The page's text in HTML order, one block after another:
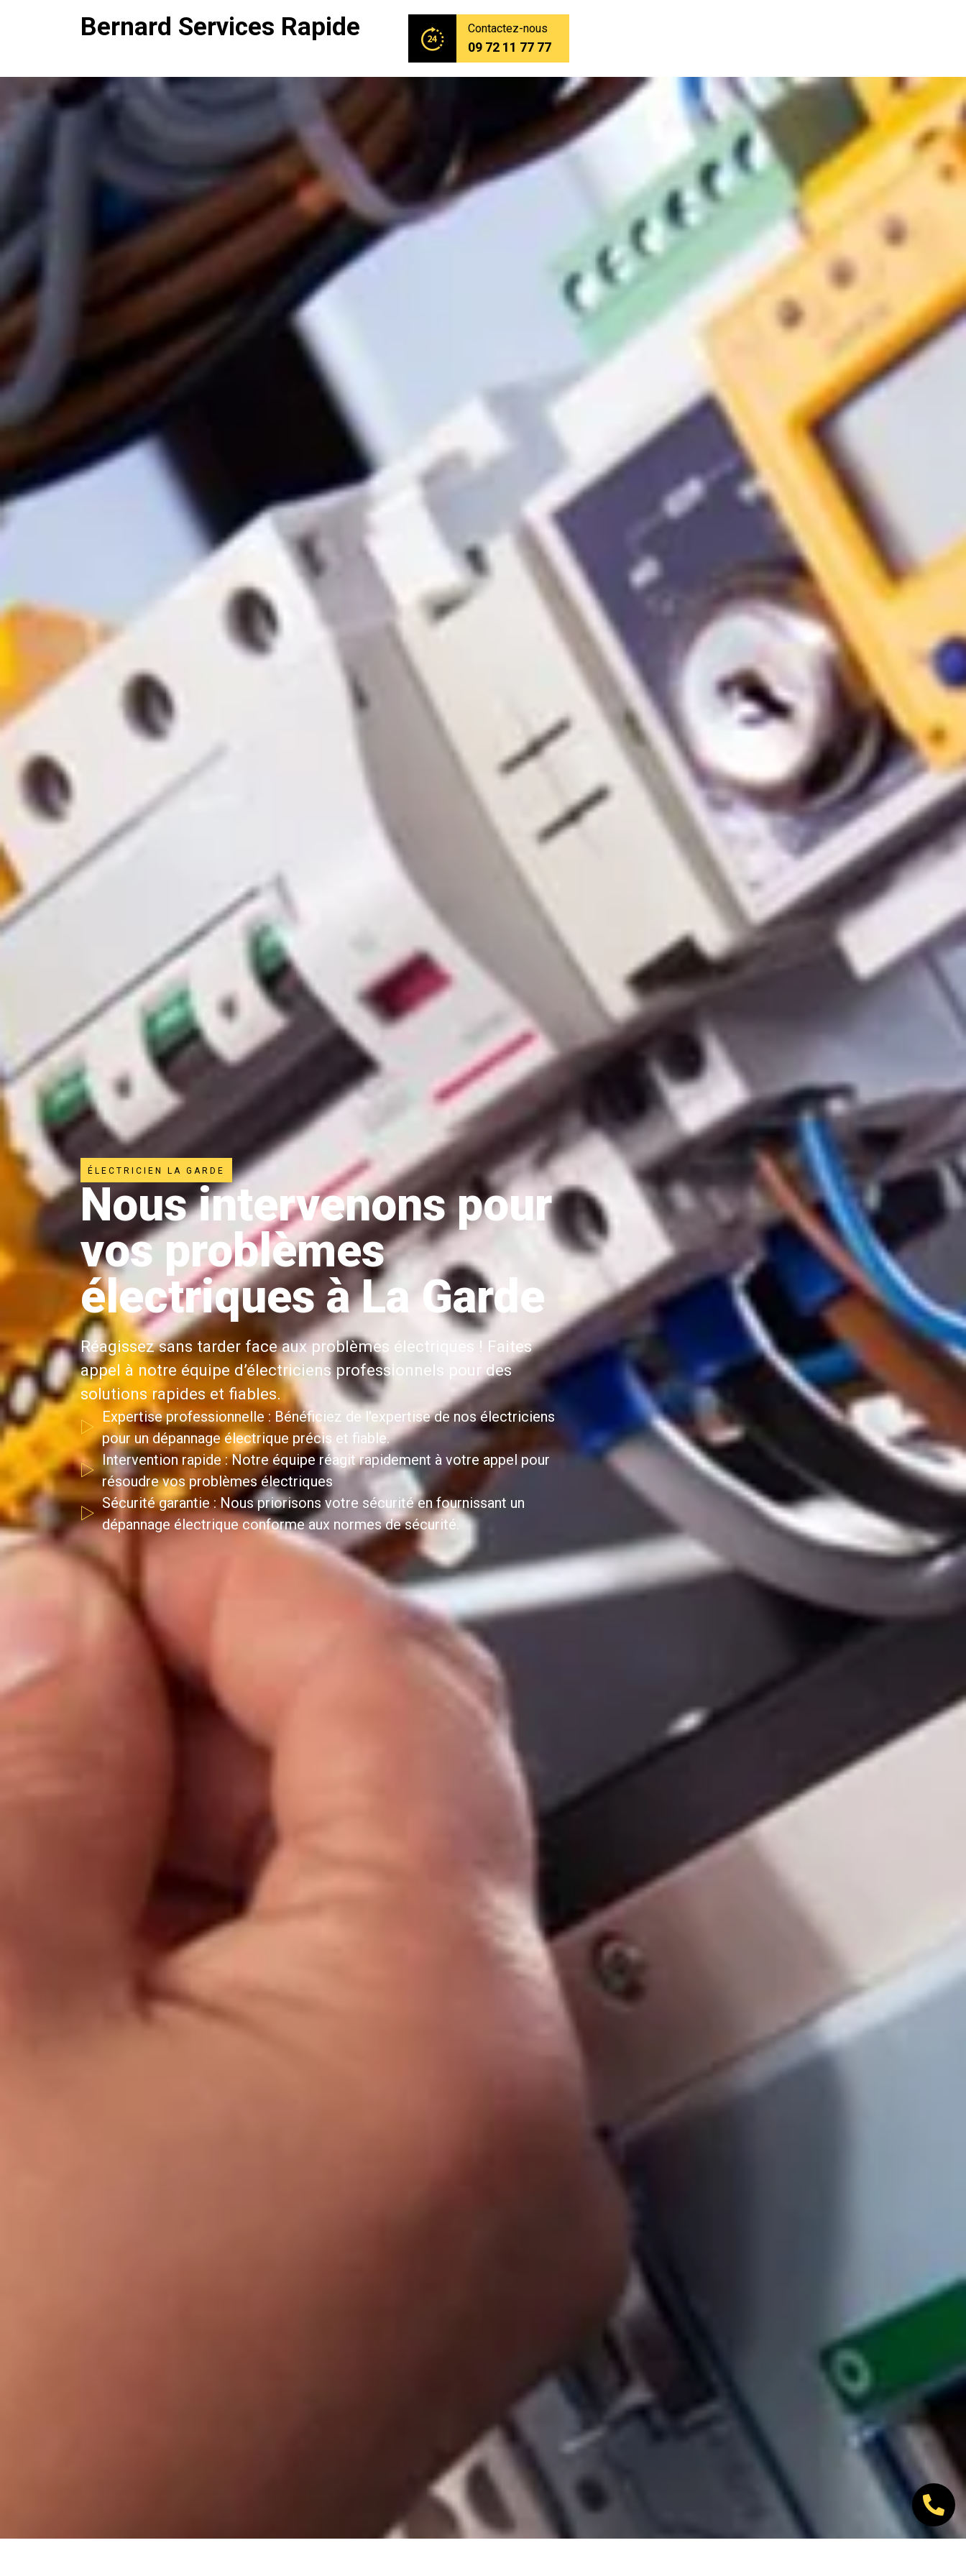
Bernard Services Rapide Contactez-nous
09 72 11 77 77
ÉLECTRICIEN LA GARDE
Nous intervenons pour
vos problèmes
électriques à La Garde
Réagissez sans tarder face aux problèmes électriques ! Faites
appel à notre équipe d’électriciens professionnels pour des
solutions rapides et fiables.
Expertise professionnelle : Bénéficiez de l'expertise de nos électriciens
pour un dépannage électrique précis et fiable.
Intervention rapide : Notre équipe réagit rapidement à votre appel pour
résoudre vos problèmes électriques
Sécurité garantie : Nous priorisons votre sécurité en fournissant un
dépannage électrique conforme aux normes de sécurité.